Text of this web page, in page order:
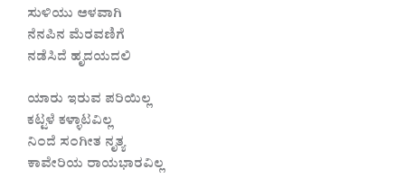
ಸುಳಿಯು ಆಳವಾಗಿ
ನೆನಪಿನ ಮೆರವಣಿಗೆ
ನಡೆಸಿದೆ ಹೃದಯದಲಿ
ಯಾರು ಇರುವ ಪರಿಯಿಲ್ಲ
ಕಟ್ಟಳೆ ಕಳ್ಳಾಟವಿಲ್ಲ
ನಿಂದೆ ಸಂಗೀತ ನೃತ್ಯ
ಕಾವೇರಿಯ ರಾಯಭಾರವಿಲ್ಲ